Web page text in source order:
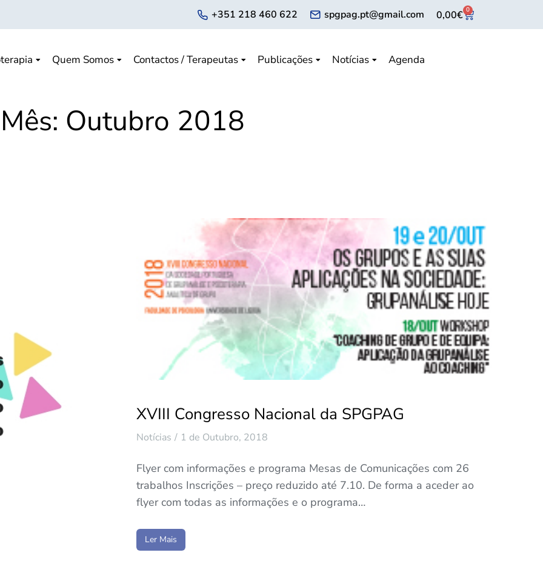
+351 218 460 622 spgpag.pt@gmail.com 0,00€ 0
Quem Somos Contactos / Terapeutas Publicações Notícias Agenda
Mês: Outubro 2018
XVIII Congresso Nacional da SPGPAG
Notícias 1 de Outubro, 2018
Flyer com informações e programa Mesas de Comunicações com 26
trabalhos Inscrições – preço reduzido até 7.10. De forma a aceder ao
flyer com todas as informações e o programa…
Ler Mais